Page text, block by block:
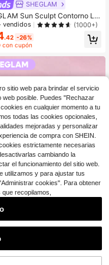
SHEGLAM
Sun Sculpt Contorno Lí
Warm Honey Marca De Belle
Maquillaje Para Muj
NiñAs
vendidos (1000+)
.42 -26%
con cupón
Brillante-Berry Season Li
vendidos (1000+)
1
sitio web para brindar el servicio
web posible. Puedes "Rechazar
en cualquier momento a tu
todas las cookies opcionales,
mejoradas y personalizar
de compra con SHEIN.
estrictamente necesarias
cambiando la
el funcionamiento del sitio web.
utilizamos y para ajustar tus
cookies". Para obtener
recopilamos,